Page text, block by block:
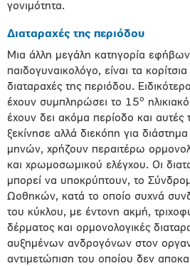
γονιμότητα.
Διαταραχές της περιόδου
Μια άλλη μεγάλη κατηγορία
παιδογυναικολόγο, είναι τα
διαταραχές της περιόδου.
έχουν συμπληρώσει το 15ο
έχουν δει ακόμα περίοδο και
ξεκίνησε αλλά διεκόπη για
μηνών, χρήζουν περαιτέρω
και χρωμοσωμικού ελέγχου. Οι
μπορεί να υποκρύπτουν, το
Ωοθηκών, κατά το οποίο συχνά
του κύκλου, με έντονη ακμή,
δέρματος και ορμονολογικές
αυξημένων ανδρογόνων στον
αντιμετώπιση του οποίου δεν